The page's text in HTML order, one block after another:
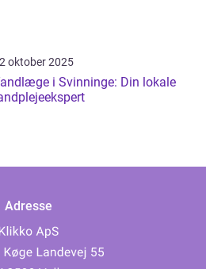
oktober 2025
i Svinninge: Din lokale
Adresse